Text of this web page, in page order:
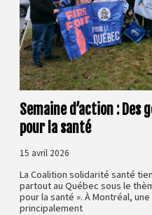
Semaine d’action : Des
pour la santé
15 avril 2026
La Coalition solidarité santé
partout au Québec sous le
pour la santé ». À Montréal,
principalement